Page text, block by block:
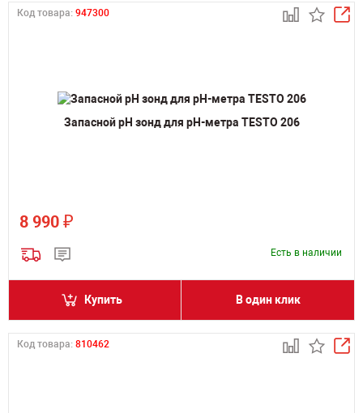
Код товара: 947300
Запасной pH зонд для pH-метра TESTO 206
8 990 ₽
Есть в наличии
Купить В один клик
Код товара: 810462